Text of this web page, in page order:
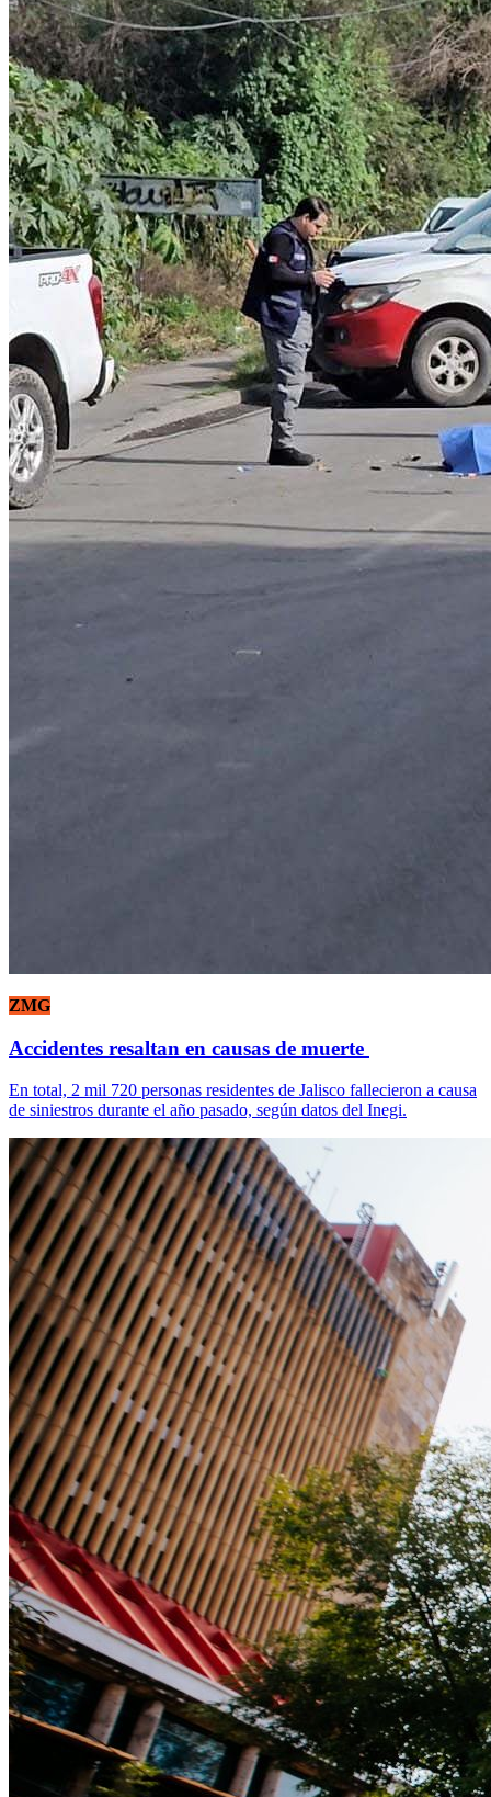
ZMG
Accidentes resaltan en causas de muerte
En total, 2 mil 720 personas residentes de Jalisco fallecieron a causa
de siniestros durante el año pasado, según datos del Inegi.